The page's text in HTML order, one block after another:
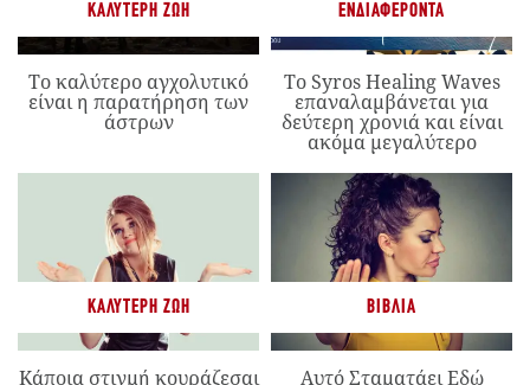
ΚΑΛΎΤΕΡΗ ΖΩΉ
Το καλύτερο αγχολυτικό
είναι η παρατήρηση των
άστρων
ΕΝΔΙΑΦΈΡΟΝΤΑ
Το Syros Healing Waves
επαναλαμβάνεται για
δεύτερη χρονιά και είναι
ακόμα μεγαλύτερο
ΚΑΛΎΤΕΡΗ ΖΩΉ
Κάποια στιγμή κουράζεσαι
ΒΙΒΛΊΑ
Αυτό Σταματάει Εδώ